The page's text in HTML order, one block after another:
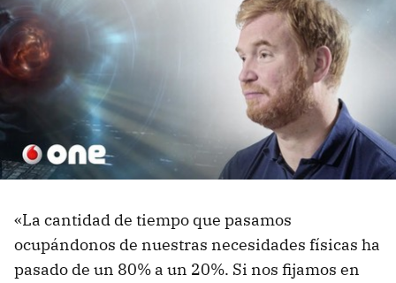
«La cantidad de tiempo que pasamos
ocupándonos de nuestras necesidades físicas ha
pasado de un 80% a un 20%. Si nos fijamos en